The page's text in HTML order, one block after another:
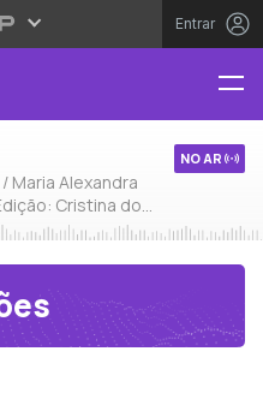
Entrar
Maria Alexandra
Cristina do
NO AR